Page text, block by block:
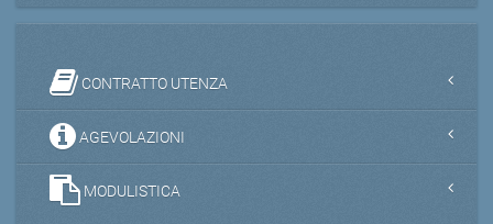
CONTRATTO UTENZA
AGEVOLAZIONI
MODULISTICA